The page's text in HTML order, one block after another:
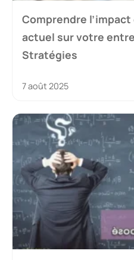
Comprendre l’impact
actuel sur votre
Stratégies
7 août 2025